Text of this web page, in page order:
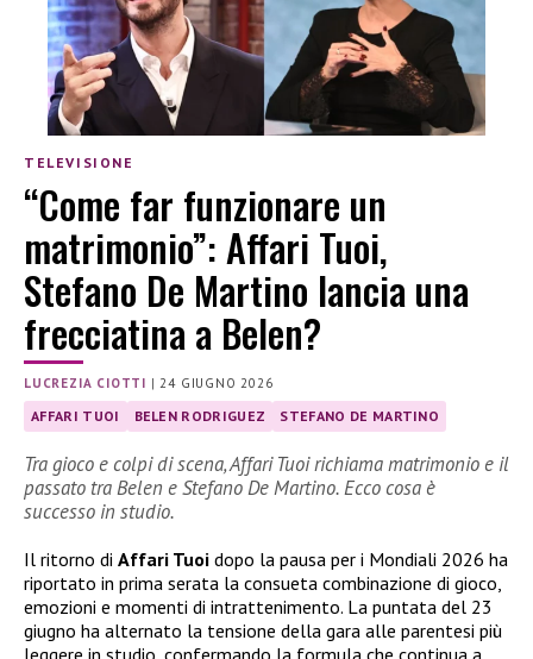
TELEVISIONE
“Come far funzionare un
matrimonio”: Affari Tuoi,
Stefano De Martino lancia una
frecciatina a Belen?
LUCREZIA CIOTTI |24 GIUGNO 2026
AFFARI TUOI BELEN RODRIGUEZ STEFANO DE MARTINO
Tra gioco e colpi di scena, Affari Tuoi richiama matrimonio e il
passato tra Belen e Stefano De Martino. Ecco cosa è
successo in studio.
Il ritorno di Affari Tuoi dopo la pausa per i Mondiali 2026 ha
riportato in prima serata la consueta combinazione di gioco,
emozioni e momenti di intrattenimento. La puntata del 23
giugno ha alternato la tensione della gara alle parentesi più
leggere in studio, confermando la formula che continua a